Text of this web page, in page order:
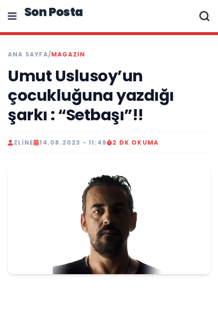
Son Posta
ANA SAYFA/MAGAZIN
Umut Uslusoy’un
çocukluğuna yazdığı
şarkı : “Setbaşı”!!
ZLINE 14.08.2023 - 11:49 2 DK OKUMA